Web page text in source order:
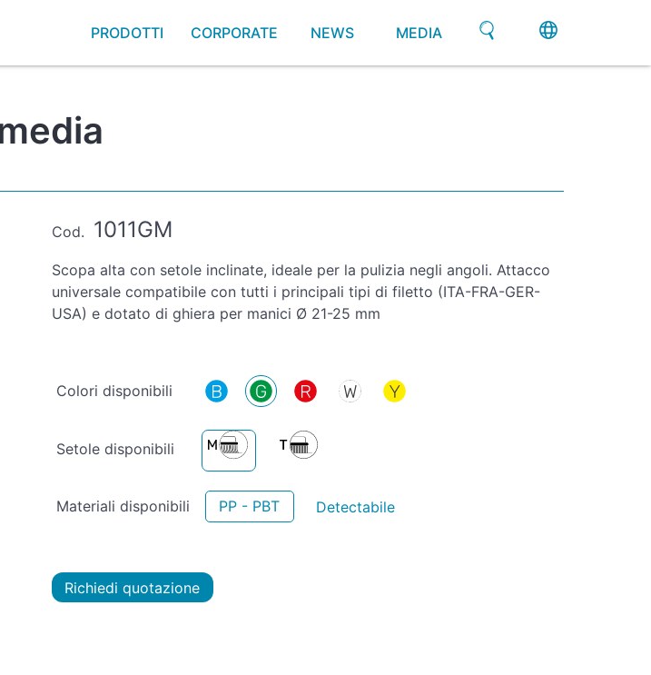
PRODOTTI CORPORATE NEWS MEDIA
Cod. 1011GM
Scopa alta con setole inclinate, ideale per la pulizia negli angoli. Attacco
universale compatibile con tutti i principali tipi di filetto (ITA-FRA-GER-
USA) e dotato di ghiera per manici Ø 21-25 mm
Colori disponibili
Setole disponibili
Materiali disponibili PP - PBT Detectabile
Richiedi quotazione